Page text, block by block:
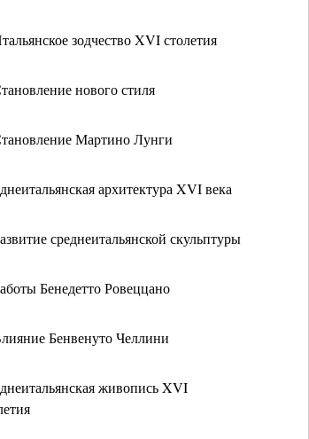
зодчество XVI столетия
нового стиля
Мартино Лунги
архитектура XVI века
среднеитальянской скульптуры
Бенедетто Ровеццано
Бенвенуто Челлини
живопись XVI